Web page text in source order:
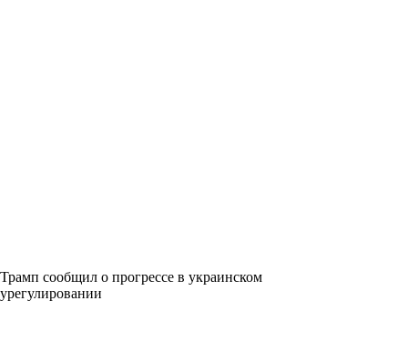
Трамп сообщил о прогрессе в украинском
урегулировании